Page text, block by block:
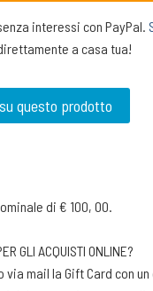
interessi con PayPal.
a casa tua!
questo prodotto
di € 100, 00.
GLI ACQUISTI ONLINE?
mail la Gift Card con